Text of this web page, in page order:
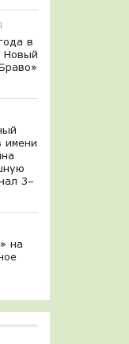
в
Новый
имени
3–
на